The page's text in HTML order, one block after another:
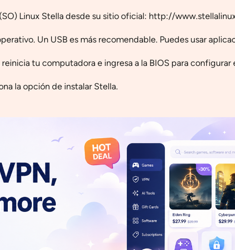
Linux Stella desde su sitio oficial: http://
Un USB es más recomendable. Puedes usar
tu computadora e ingresa a la BIOS para configurar
la opción de instalar Stella.